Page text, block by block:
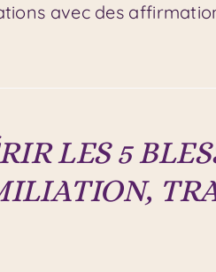
avec des
LES 5